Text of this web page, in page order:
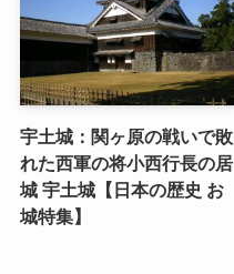
宇土城：関ヶ原の戦いで敗
れた西軍の将小西行長の居
城 宇土城【日本の歴史 お
城特集】